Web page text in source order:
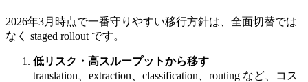
2026年3月時点で一番守りやすい移行方針は、全面切替では
なく staged rollout です。
低リスク・高スループットから移す
translation、extraction、classification、routing など、コス